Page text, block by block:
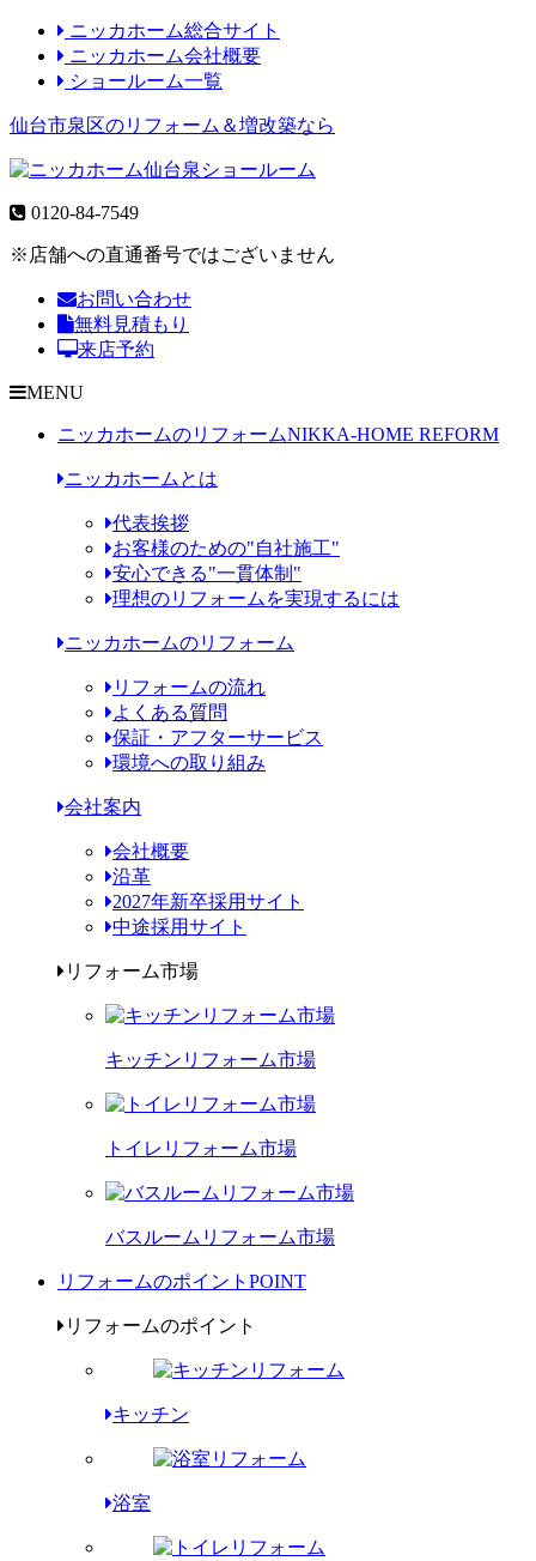
ニッカホーム総合サイト
ニッカホーム会社概要
ショールーム一覧
仙台市泉区のリフォーム＆増改築なら
0120-84-7549
※店舗への直通番号ではございません
お問い合わせ
無料見積もり
来店予約
MENU
ニッカホームのリフォームNIKKA-HOME REFORM
ニッカホームとは
代表挨拶
お客様のための"自社施工"
安心できる"一貫体制"
理想のリフォームを実現するには
ニッカホームのリフォーム
リフォームの流れ
よくある質問
保証・アフターサービス
環境への取り組み
会社案内
会社概要
沿革
2027年新卒採用サイト
中途採用サイト
リフォーム市場
キッチンリフォーム市場
トイレリフォーム市場
バスルームリフォーム市場
リフォームのポイント POINT
リフォームのポイント
キッチン
浴室